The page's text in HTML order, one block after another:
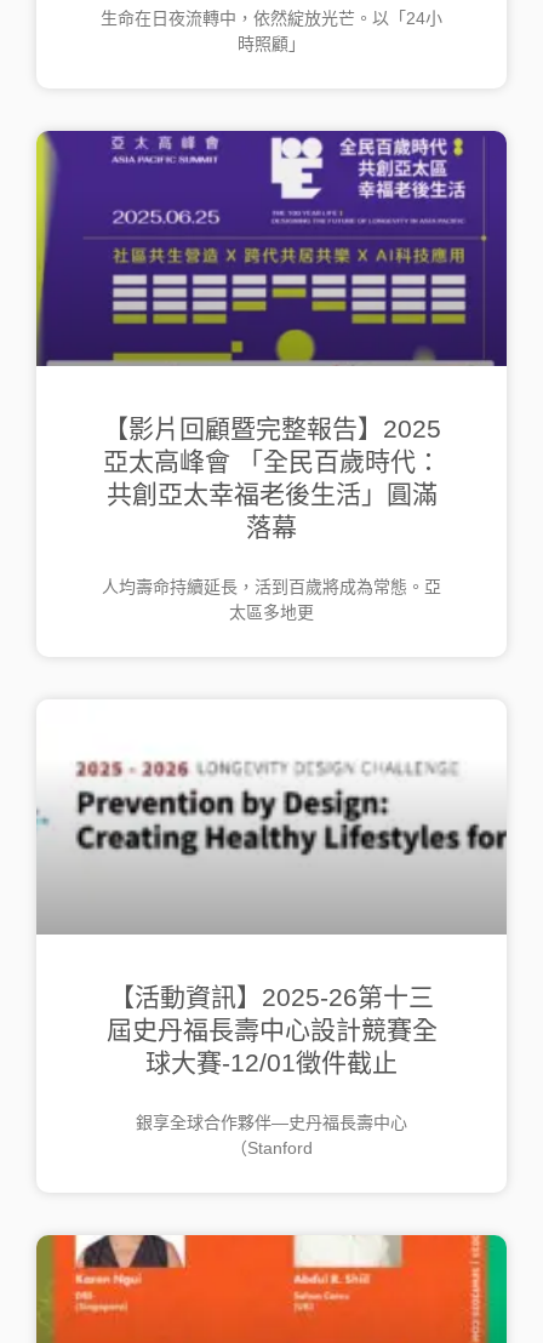
生命在日夜流轉中，依然綻放光芒。以「24小
時照顧」
【影片回顧暨完整報告】2025
亞太高峰會 「全民百歲時代：
共創亞太幸福老後生活」圓滿
落幕
人均壽命持續延長，活到百歲將成為常態。亞
太區多地更
【活動資訊】2025-26第十三
屆史丹福長壽中心設計競賽全
球大賽-12/01徵件截止
銀享全球合作夥伴—史丹福長壽中心
（Stanford